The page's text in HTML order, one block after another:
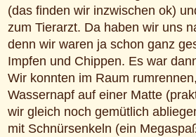
(das finden wir inzwischen ok)
zum Tierarzt. Da haben wir uns
denn wir waren ja schon ganz
Impfen und Chippen. Es war
Wir konnten im Raum
Wassernapf auf einer Matte
wir gleich noch gemütlich
mit Schnürsenkeln (ein